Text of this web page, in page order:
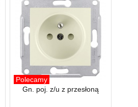
Polecamy
Gn. poj. z/u z przesłoną